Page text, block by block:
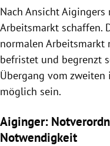
Nach AnsichtAigingers
Arbeitsmarkt schaffen.
normalen Arbeitsmarkt
befristet und begrenzt
Übergang vom
möglich sein.
Aiginger:
Notwendigkeit